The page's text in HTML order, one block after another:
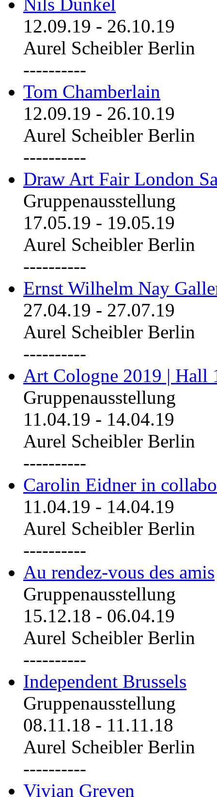
12.09.19 - 26.10.19
Aurel Scheibler Berlin
----------
Tom Chamberlain
12.09.19 - 26.10.19
Aurel Scheibler Berlin
----------
Draw Art Fair London
Gruppenausstellung
17.05.19 - 19.05.19
Aurel Scheibler Berlin
----------
Ernst Wilhelm Nay
27.04.19 - 27.07.19
Aurel Scheibler Berlin
----------
Art Cologne 2019 | Hall
Gruppenausstellung
11.04.19 - 14.04.19
Aurel Scheibler Berlin
----------
Carolin Eidner in
11.04.19 - 14.04.19
Aurel Scheibler Berlin
----------
Au rendez-vous des amis
Gruppenausstellung
15.12.18 - 06.04.19
Aurel Scheibler Berlin
----------
Independent Brussels
Gruppenausstellung
08.11.18 - 11.11.18
Aurel Scheibler Berlin
----------
Vivian Greven